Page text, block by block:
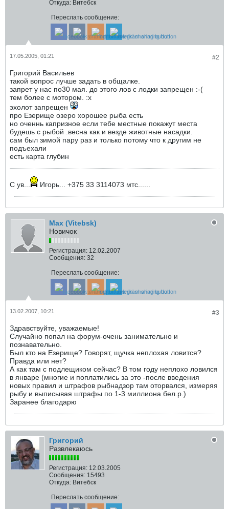
Откуда: Витебск
Переслать сообщение:
#2
17.05.2005, 01:21
Григорий Васильев
такой вопрос лучше задать в общалке.
запрет у нас по30 мая. до этого лов с лодки запрещен :-(
тем более с мотором. :x
эхолот запрещен
про Езерище озеро хорошее рыба есть
но оченнь капризное если тебе местные покажут места
будешь с рыбой .весна как и везде животные насадки.
сам был зимой пару раз и только потому что к другим не
подъехали
есть карта глубин
С ув... Игорь... +375 33 3114073 мтс......
Max (Vitebsk)
Новичок
Регистрация: 12.02.2007
Сообщения: 32
Переслать сообщение:
#3
13.02.2007, 10:21
Здравствуйте, уважаемые!
Случайно попал на форум-очень занимательно и
познавательно.
Был кто на Езерище? Говорят, щучка неплохая ловится?
Правда или нет?
А как там с подлещиком сейчас? В том году неплохо ловился
в январе (многие и поплатились за это -после введения
новых правил и штрафов рыбнадзор там оторвался, измеряя
рыбу и выписывая штрафы по 1-3 миллиона бел.р.)
Заранее благодарю
Григорий
Развлекаюсь
Регистрация: 12.03.2005
Сообщения: 15493
Откуда: Витебск
Переслать сообщение: